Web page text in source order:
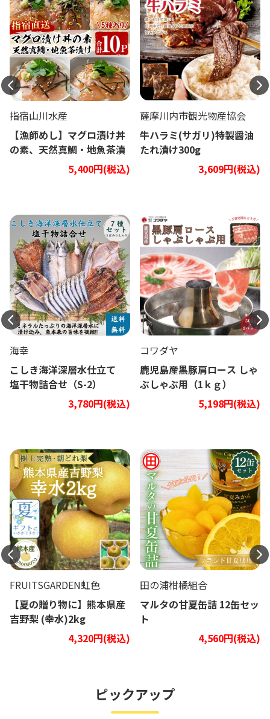
指宿山川水産
【漁師めし】マグロ漬け丼
の素、天然真鯛・地魚茶漬
け5種類10Pセット5,400円(税込)
薩摩川内市観光物産協会
牛ハラミ(サガリ)特製醤油
たれ漬け300g
3,609円(税込)
海幸
こしき海洋深層水仕立て
塩干物詰合せ（S-2）
3,780円(税込)
コワダヤ
鹿児島産黒豚肩ロース しゃ
ぶしゃぶ用（1ｋｇ）
5,198円(税込)
FRUITSGARDEN虹色
【夏の贈り物に】熊本県産
吉野梨 (幸水)2kg
4,320円(税込)
田の浦柑橘組合
マルタの甘夏缶詰 12缶セッ
ト
4,560円(税込)
ピックアップ